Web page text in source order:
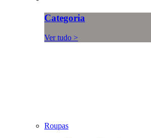
Categoria
Ver tudo >
Roupas